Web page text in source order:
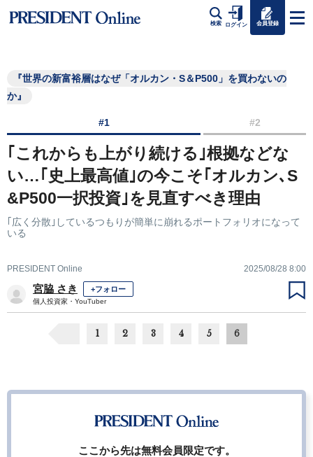
検索 ログイン 会員登録
『世界の新富裕層はなぜ「オルカン・S＆P500」を買わないの
か』
#1 #2
｢これからも上がり続ける｣根拠などな
い…｢史上最高値｣の今こそ｢オルカン､S
&P500一択投資｣を見直すべき理由
｢広く分散｣しているつもりが簡単に崩れるポートフォリオになって
いる
PRESIDENT Online 2025/08/28 8:00
宮脇 さき +フォロー
個人投資家・YouTuber
1 2 3 4 5 6
ここから先は無料会員限定です。